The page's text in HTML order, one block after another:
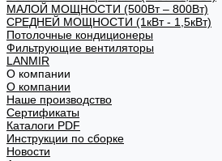
МАЛОЙ МОЩНОСТИ (500Вт – 800Вт)
СРЕДНЕЙ МОЩНОСТИ (1кВт - 1,5кВт)
Потолочные кондиционеры
Фильтрующие вентиляторы
LANMIR
О компании
О компании
Наше производство
Сертификаты
Каталоги PDF
Инструкции по сборке
Новости